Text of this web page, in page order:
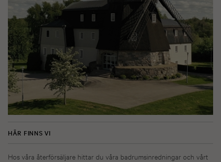
HÄR FINNS VI
Hos våra återförsäljare hittar du våra badrumsinredningar och vårt